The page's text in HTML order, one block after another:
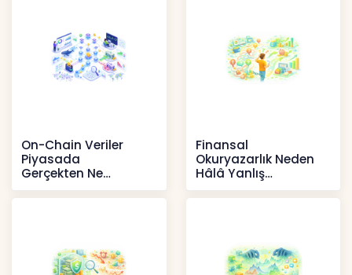
On-Chain Veriler
Piyasada
Gerçekten Ne
Anlatır?
Kripto
Finansal
Okuryazarlık Neden
Hâlâ Yanlış
Anlaşılıyor?
İçerikler